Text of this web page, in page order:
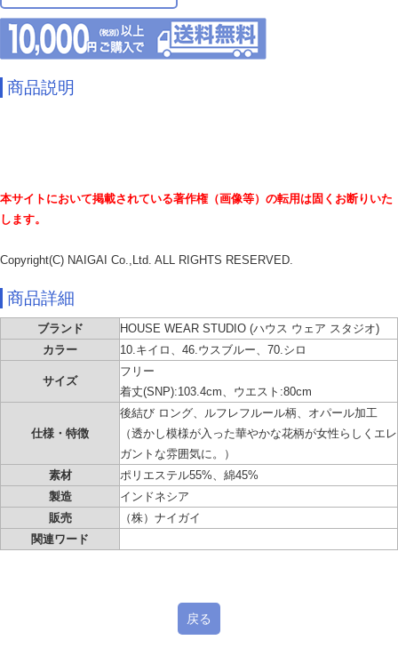
商品説明
本サイトにおいて掲載されている著作権（画像等）の転用は固くお断りいた
します。
Copyright(C) NAIGAI Co.,Ltd. ALL RIGHTS RESERVED.
商品詳細
ブランド
HOUSE WEAR STUDIO (ハウス ウェア スタジオ)
カラー
10.キイロ、46.ウスブルー、70.シロ
サイズ
フリー
着丈(SNP):103.4cm、ウエスト:80cm
仕様・特徴
後結び ロング、ルフレフルール柄、オパール加工
（透かし模様が入った華やかな花柄が女性らしくエレ
ガントな雰囲気に。）
素材
ポリエステル55%、綿45%
製造
インドネシア
販売
（株）ナイガイ
関連ワード
戻る